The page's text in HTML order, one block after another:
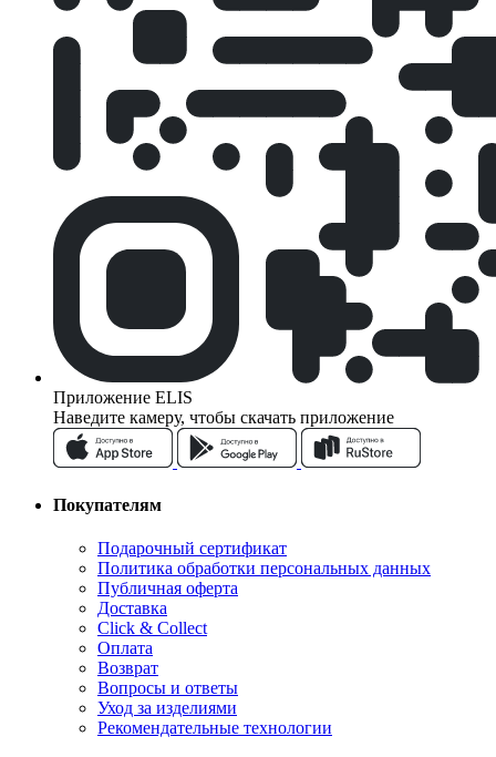
Приложение ELIS
Наведите камеру, чтобы скачать приложение
Покупателям
Подарочный сертификат
Политика обработки персональных данных
Публичная оферта
Доставка
Click & Collect
Оплата
Возврат
Вопросы и ответы
Уход за изделиями
Рекомендательные технологии